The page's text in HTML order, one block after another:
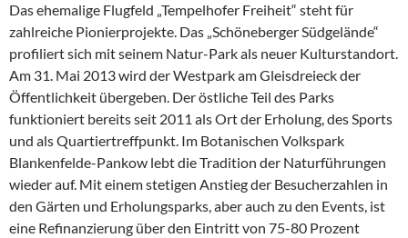
Das ehemalige Flugfeld „Tempelhofer Freiheit“ steht für
zahlreiche Pionierprojekte. Das „Schöneberger Südgelände“
profiliert sich mit seinem Natur-Park als neuer Kulturstandort.
Am 31. Mai 2013 wird der Westpark am Gleisdreieck der
Öffentlichkeit übergeben. Der östliche Teil des Parks
funktioniert bereits seit 2011 als Ort der Erholung, des Sports
und als Quartiertreffpunkt. Im Botanischen Volkspark
Blankenfelde-Pankow lebt die Tradition der Naturführungen
wieder auf. Mit einem stetigen Anstieg der Besucherzahlen in
den Gärten und Erholungsparks, aber auch zu den Events, ist
eine Refinanzierung über den Eintritt von 75-80 Prozent